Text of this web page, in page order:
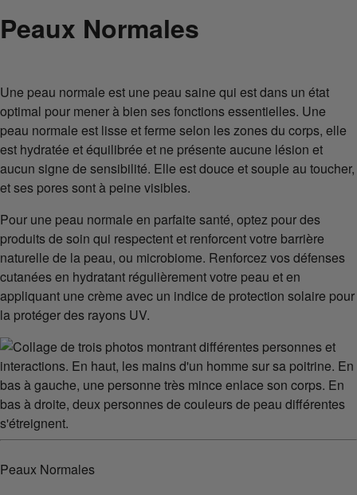
Peaux Normales
Une peau normale est une peau saine qui est dans un état
optimal pour mener à bien ses fonctions essentielles. Une
peau normale est lisse et ferme selon les zones du corps, elle
est hydratée et équilibrée et ne présente aucune lésion et
aucun signe de sensibilité. Elle est douce et souple au toucher,
et ses pores sont à peine visibles.
Pour une peau normale en parfaite santé, optez pour des
produits de soin qui respectent et renforcent votre barrière
naturelle de la peau, ou microbiome. Renforcez vos défenses
cutanées en hydratant régulièrement votre peau et en
appliquant une crème avec un indice de protection solaire pour
la protéger des rayons UV.
Peaux Normales